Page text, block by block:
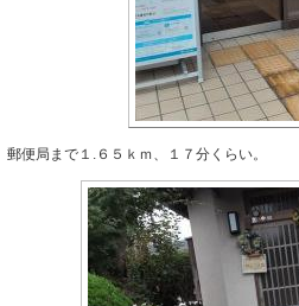
郵便局まで１.６５ｋｍ、１７分くらい。